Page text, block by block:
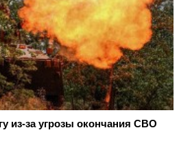
из-за угрозы окончания СВО